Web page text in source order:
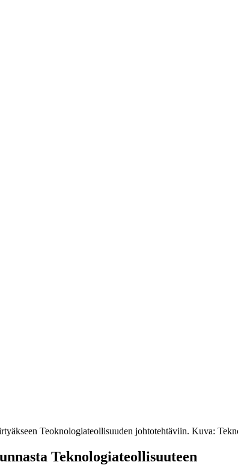
Teoknologiateollisuuden johtotehtäviin. Kuva:
Teknologiateollisuuteen